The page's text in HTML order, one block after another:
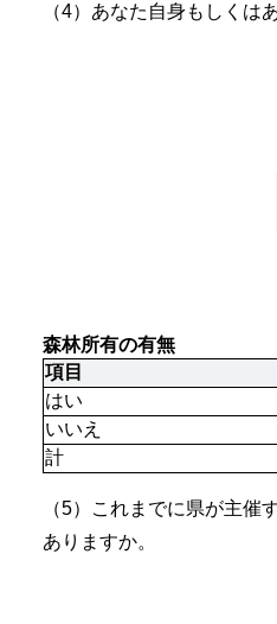
（4）あなた自身もしくは
森林所有の有無
項目
はい
いいえ
計
（5）これまでに県が主
ありますか。